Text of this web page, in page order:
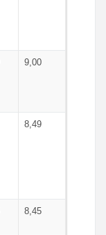
9,00
8,49
8,45